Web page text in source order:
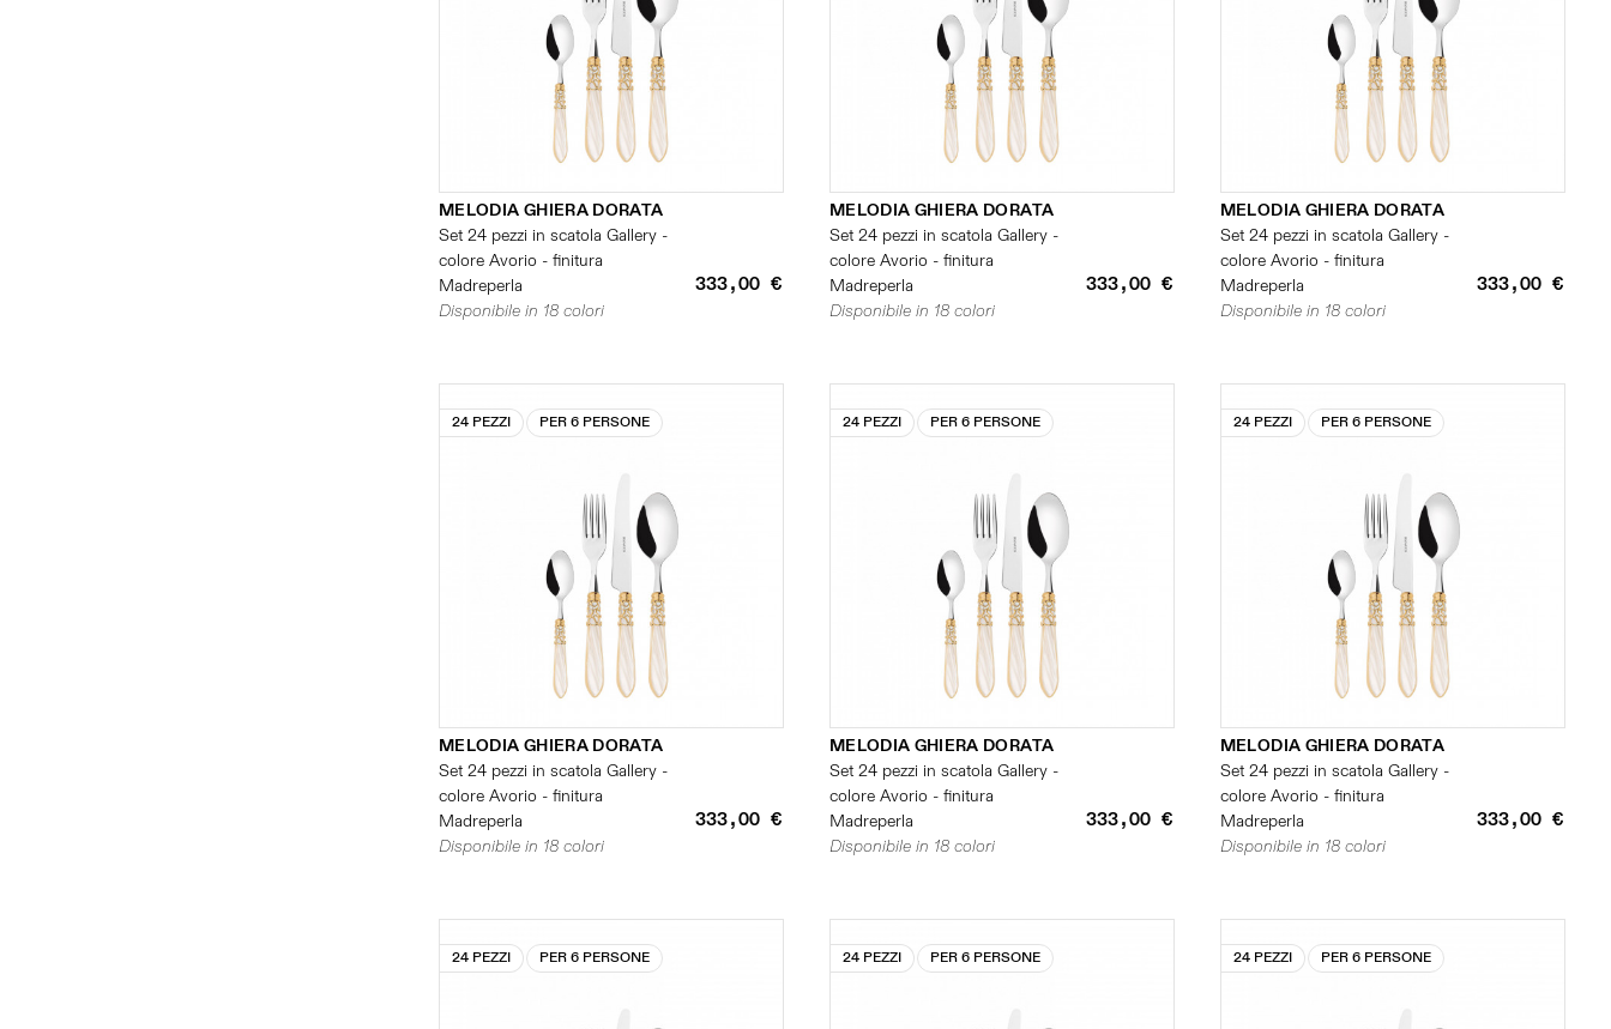
MELODIA GHIERA DORATA
Set 24 pezzi in scatola Gallery -
colore Avorio - finitura
Madreperla
333,00 €
Disponibile in 18 colori
MELODIA GHIERA DORATA
Set 24 pezzi in scatola Gallery -
colore Avorio - finitura
Madreperla
333,00 €
Disponibile in 18 colori
MELODIA GHIERA DORATA
Set 24 pezzi in scatola Gallery -
colore Avorio - finitura
Madreperla
333,00 €
Disponibile in 18 colori
24 PEZZI PER 6 PERSONE
MELODIA GHIERA DORATA
Set 24 pezzi in scatola Gallery -
colore Avorio - finitura
Madreperla
333,00 €
Disponibile in 18 colori
24 PEZZI PER 6 PERSONE
MELODIA GHIERA DORATA
Set 24 pezzi in scatola Gallery -
colore Avorio - finitura
Madreperla
333,00 €
Disponibile in 18 colori
24 PEZZI PER 6 PERSONE
MELODIA GHIERA DORATA
Set 24 pezzi in scatola Gallery -
colore Avorio - finitura
Madreperla
333,00 €
Disponibile in 18 colori
24 PEZZI PER 6 PERSONE 24 PEZZI PER 6 PERSONE 24 PEZZI PER 6 PERSONE